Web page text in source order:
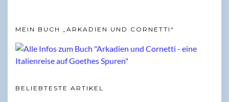
MEIN BUCH „ARKADIEN UND CORNETTI“
BELIEBTESTE ARTIKEL